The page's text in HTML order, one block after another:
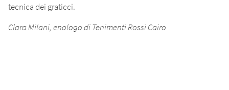
tecnica dei graticci.
Clara Milani, enologo di Tenimenti Rossi Cairo